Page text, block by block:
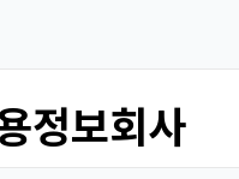
정보회사